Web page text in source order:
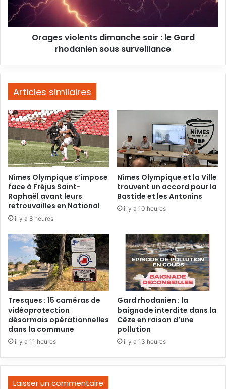
Gard
rhodanien
sous
surveillanceOrages violents dimanche soir : le Gard
rhodanien sous surveillance
Articles similaires
Nîmes Olympique s’impose
face à Fréjus Saint-
Raphaël avant leurs
retrouvailles en National
il y a 8 heures
Nîmes Olympique et la Ville
trouvent un accord pour la
Bastide et les Antonins
il y a 10 heures
Tresques : 15 caméras de
vidéoprotection
désormais opérationnelles
dans la commune
il y a 11 heures
Gard rhodanien : la
baignade interdite dans la
Cèze en raison d’une
pollution
il y a 13 heures
Laisser un commentaire